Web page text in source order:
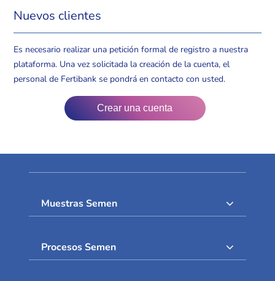
Nuevos clientes
Es necesario realizar una petición formal de registro a nuestra
plataforma. Una vez solicitada la creación de la cuenta, el
personal de Fertibank se pondrá en contacto con usted.
Crear una cuenta
Muestras Semen
Procesos Semen